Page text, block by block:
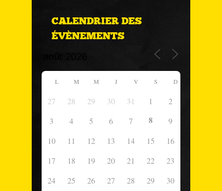
CALENDRIER DES
ÉVÈNEMENTS
L M M J V S D
27 28 29 30 31 1
2
3
4 5 6 7 8
9
10
11 12 13 14 15
16
17
18 19 20 21 22
23
24
25 26 27 28 29 30